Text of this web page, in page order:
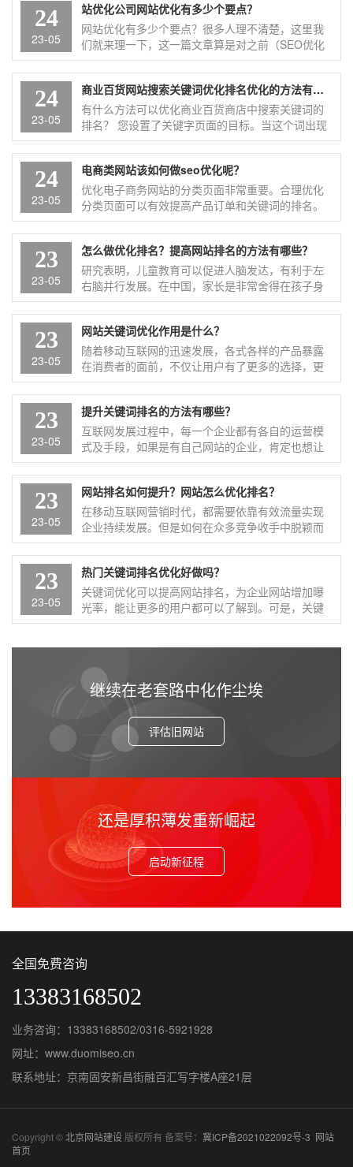
24
23-05
站优化公司网站优化有多少个要点？
网站优化有多少个要点？很多人理不清楚，这里我
们就来理一下，这一篇文章算是对之前（SEO优化
三个板块，第一个板块-代码优化！）文章的续写
吧，本篇文章讲站内优化的会多一些，当然，既然
是归纳 ...
24
23-05
商业百货网站搜索关键词优化排名优化的方法有哪些？
有什么方法可以优化商业百货商店中搜索关键词的
排名？ 您设置了关键字页面的目标。当这个词出现
在任何地方时，它从头到尾都是固定的。 因为搜索
引擎功率降低或者K一个网站 ...
24
23-05
电商类网站该如何做seo优化呢？
优化电子商务网站的分类页面非常重要。合理优化
分类页面可以有效提高产品订单和关键词的排名。
实践表明，电子商务网站的层次结构一般为三层：
主页、分类页面和产品页面。稍微权 ...
23
23-05
怎么做优化排名？提高网站排名的方法有哪些？
研究表明，儿童教育可以促进人脑发达，有利于左
右脑并行发展。在中国，家长是非常舍得在孩子身
上花钱的，而儿童教育作为儿童消费中至关重要的
一笔支出，市场空间很大，但同时，家长也非常 ...
23
23-05
网站关键词优化作用是什么？
随着移动互联网的迅速发展，各式各样的产品暴露
在消费者的面前，不仅让用户有了更多的选择，更
让企业与企业之间面临着较大的竞争压力。 然而，
用户与企业都是聪明的人，懂得见招拆 ...
23
23-05
提升关键词排名的方法有哪些？
互联网发展过程中，每一个企业都有各自的运营模
式及手段，如果是有自己网站的企业，肯定也想让
它发挥出该有的作用，而提升关键词排名就是目前
这些企业优先选择的营销手段之一。 ...
23
23-05
网站排名如何提升？网站怎么优化排名？
在移动互联网营销时代，都需要依靠有效流量实现
企业持续发展。但是如何在众多竞争收手中脱颖而
出，如何让众多用户对你的网站“情有独钟”呢？这就
需要做好网站优化，来提 ...
23
23-05
热门关键词排名优化好做吗？
关键词优化可以提高网站排名，为企业网站增加曝
光率，能让更多的用户都可以了解到。可是，关键
词又分为很多种，如热门关键词、冷门关键词等
继续在老套路中化作尘埃
评估旧网站
还是厚积薄发重新崛起
启动新征程
全国免费咨询
13383168502
业务咨询：13383168502/0316-5921928
网址：www.duomiseo.cn
联系地址：京南固安新昌街融百汇写字楼A座21层
Copyright ©北京网站建设 版权所有 备案号： 冀ICP备2021022092号-3 网站
首页